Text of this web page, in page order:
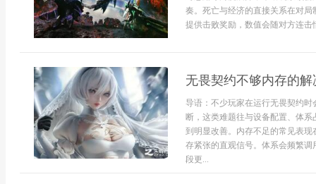
奏。死亡与经济的直接关系在对
提供击败奖励，数值会随对方连
无畏契约不够内存的
导语：不少玩家在运行无畏契约
断，这类难题往与设备配置、体
到明显改善。内存不足的常见表
存紧张的直观信号。体系会频繁
段更...